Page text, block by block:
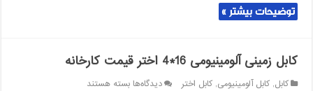
توضیحات بیشتر »
کابل زمینی آلومینیومی 16*4 اختر قیمت کارخانه
کابل,کابل آلومینیومی,کابل اختر دیدگاه‌هابرای
بسته هستند